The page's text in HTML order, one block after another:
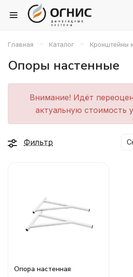
Главная – Каталог – Кронштейны
Опоры настенные
Внимание! Идёт
актуальную стоимость
Фильтр
Опора настенная